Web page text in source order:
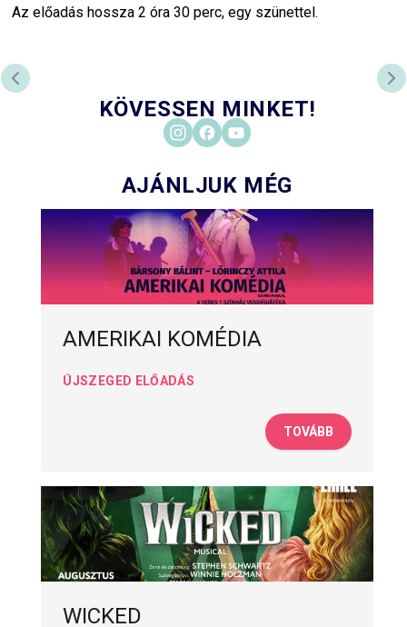
Az előadás hossza 2 óra 30 perc, egy szünettel.
ELŐZŐ DIA
KÖVESSEN MINKET!
AJÁNLJUK MÉG
AMERIKAI KOMÉDIA
ÚJSZEGED ELŐADÁS
TOVÁBB
WICKED